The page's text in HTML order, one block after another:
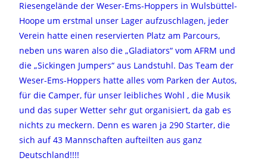
Riesengelände der Weser-Ems-Hoppers in Wulsbüttel-
Hoope um erstmal unser Lager aufzuschlagen, jeder
Verein hatte einen reservierten Platz am Parcours,
neben uns waren also die „Gladiators“ vom AFRM und
die „Sickingen Jumpers“ aus Landstuhl. Das Team der
Weser-Ems-Hoppers hatte alles vom Parken der Autos,
für die Camper, für unser leibliches Wohl , die Musik
und das super Wetter sehr gut organisiert, da gab es
nichts zu meckern. Denn es waren ja 290 Starter, die
sich auf 43 Mannschaften aufteilten aus ganz
Deutschland!!!!